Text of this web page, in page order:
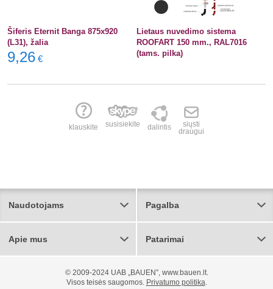
Šiferis Eternit Banga 875x920
(L31), žalia
9,26 €
Lietaus nuvedimo sistema
ROOFART 150 mm., RAL7016
(tams. pilka)
klauskite susisiekite dalintis
siųsti
draugui
Naudotojams Pagalba
Apie mus Patarimai
© 2009-2024 UAB „BAUEN”, www.bauen.lt.
Visos teisės saugomos. Privatumo politika.